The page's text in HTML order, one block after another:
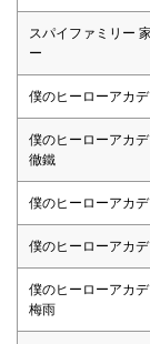
スパイファミリー
ー
僕のヒーローアカ
僕のヒーローアカ
徹鐵
僕のヒーローアカ
僕のヒーローアカ
僕のヒーローアカ
梅雨